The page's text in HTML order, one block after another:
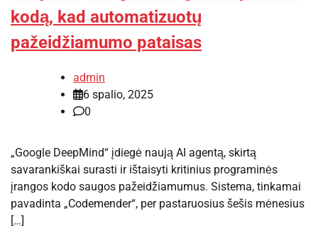
kodą, kad automatizuotų
pažeidžiamumo pataisas
admin
6 spalio, 2025
0
„Google DeepMind“ įdiegė naują AI agentą, skirtą
savarankiškai surasti ir ištaisyti kritinius programinės
įrangos kodo saugos pažeidžiamumus. Sistema, tinkamai
pavadinta „Codemender“, per pastaruosius šešis mėnesius
[…]